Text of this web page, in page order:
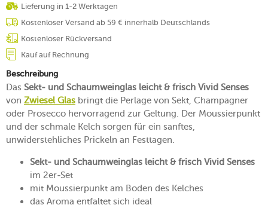
Lieferung in 1-2 Werktagen
Kostenloser Versand ab 59 € innerhalb Deutschlands
Kostenloser Rückversand
Kauf auf Rechnung
Beschreibung
Das Sekt- und Schaumweinglas leicht & frisch Vivid Senses
von Zwiesel Glas bringt die Perlage von Sekt, Champagner
oder Prosecco hervorragend zur Geltung. Der Moussierpunkt
und der schmale Kelch sorgen für ein sanftes,
unwiderstehliches Prickeln an Festtagen.
Sekt- und Schaumweinglas leicht & frisch Vivid Senses
im 2er-Set
mit Moussierpunkt am Boden des Kelches
das Aroma entfaltet sich ideal